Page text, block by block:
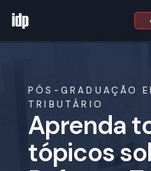
PÓS-GRADUAÇÃO
TRIBUTÁRIO
Aprenda
tópicos